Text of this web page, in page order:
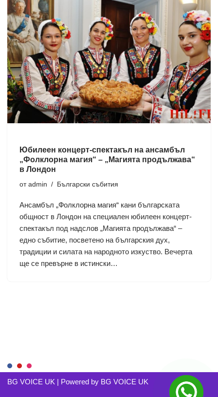
Юбилеен концерт-спектакъл на ансамбъл
„Фолклорна магия“ – „Магията продължава“
в Лондон
от admin Български събития
Ансамбъл „Фолклорна магия“ кани българската
общност в Лондон на специален юбилеен концерт-
спектакъл под надслов „Магията продължава“ –
едно събитие, посветено на българския дух,
традиции и силата на народното изкуство. Вечерта
ще се превърне в истински…
BG VOICE UK | Powered by BG VOICE UK